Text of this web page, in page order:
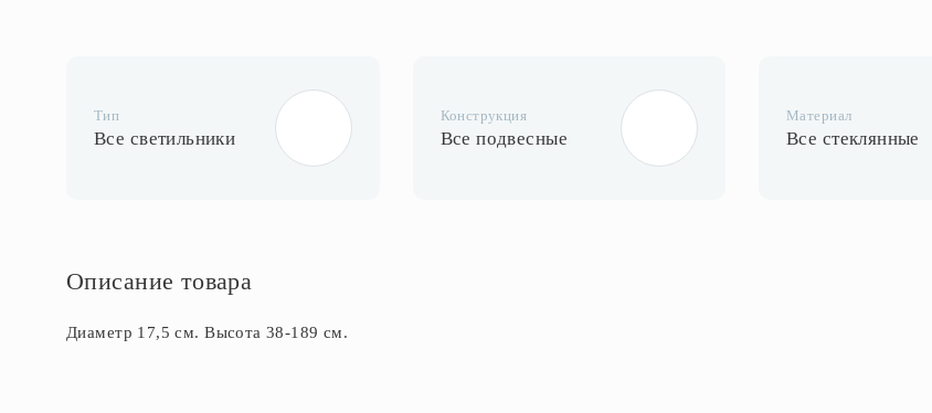
Тип
Все светильники
Конструкция
Все подвесные
Материал
Все стеклянные
Описание товара
Диаметр 17,5 см. Высота 38-189 см.